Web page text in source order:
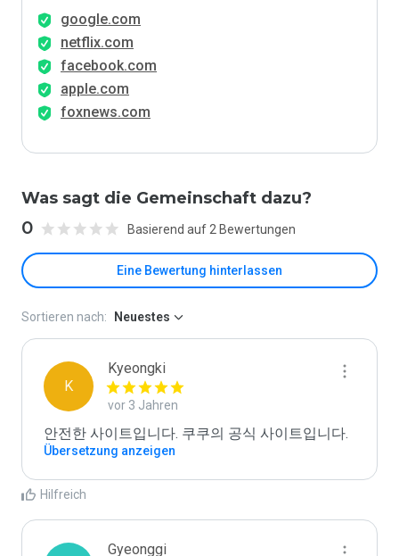
google.com
netflix.com
facebook.com
apple.com
foxnews.com
Was sagt die Gemeinschaft dazu?
0 Basierend auf 2 Bewertungen
Eine Bewertung hinterlassen
Sortieren nach: Neuestes
K
Kyeongki
vor 3 Jahren
안전한 사이트입니다. 쿠쿠의 공식 사이트입니다.
Übersetzung anzeigen
Hilfreich
Gyeonggi